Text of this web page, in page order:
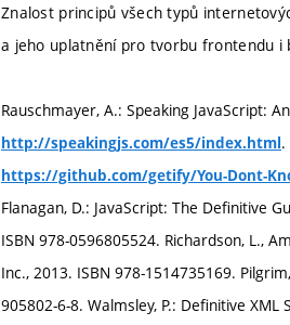
Znalost principů všech typů
a jeho uplatnění pro tvorbu frontendu i
Rauschmayer, A.: Speaking JavaScript:
http://speakingjs.com/es5/index.html.
https://github.com/getify/You-Dont-
Flanagan, D.: JavaScript: The Definitive
ISBN 978-0596805524. Richardson, L.,
Inc., 2013. ISBN 978-1514735169.
905802-6-8. Walmsley, P.: Definitive